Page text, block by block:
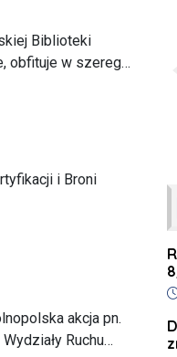
Biblioteki
obfituje w szereg
i Broni
akcja pn.
Ruchu